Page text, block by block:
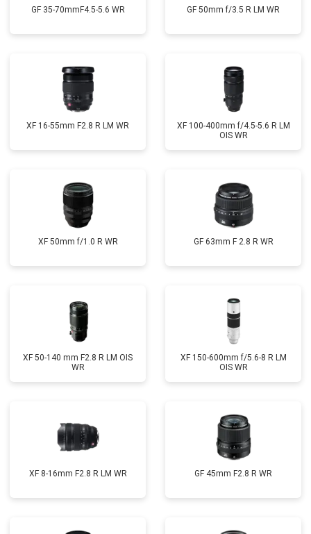
GF 35-70mmF4.5-5.6 WR GF 50mm f/3.5 R LM WR
XF 16-55mm F2.8 R LM WR
XF 100-400mm f/4.5-5.6 R LM
OIS WR
XF 50mm f/1.0 R WR GF 63mm F 2.8 R WR
XF 50-140 mm F2.8 R LM OIS
WR
XF 150-600mm f/5.6-8 R LM
OIS WR
XF 8-16mm F2.8 R LM WR GF 45mm F2.8 R WR